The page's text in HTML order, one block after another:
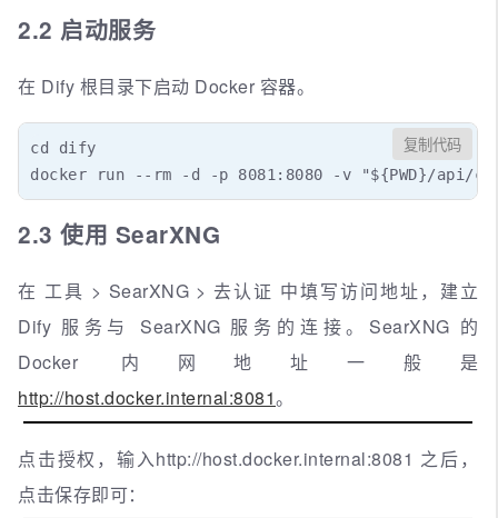
2.2 启动服务
在 Dify 根目录下启动 Docker 容器。
cd dify
docker run --rm -d -p 8081:8080 -v "${PWD}/
复制代码
2.3 使用 SearXNG
在 工具 > SearXNG > 去认证 中填写访问地址，建立
Dify 服务与 SearXNG 服务的连接。SearXNG 的
Docker 内网地址一般是
http://host.docker.internal:8081。
点击授权，输入http://host.docker.internal:8081 之后，
点击保存即可：